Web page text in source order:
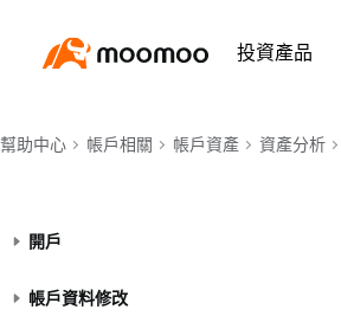
投資產品
幫助中心 帳戶相關 帳戶資產 資產分析
開戶
帳戶資料修改